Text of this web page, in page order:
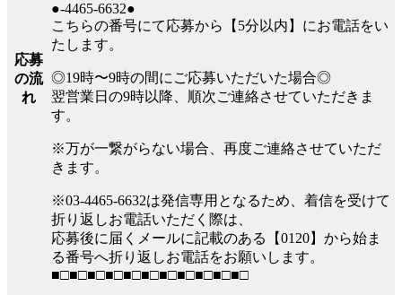
応募
の流
れ
●-4465-6632●
こちらの番号にて応募から【5分以内】にお電話をい
たします。
◎19時〜9時の間にご応募いただいた場合◎
翌営業日の9時以降、順次ご連絡させていただきま
す。
※万が一繋がらない場合、再度ご連絡させていただ
きます。
※03-4465-6632は発信専用となるため、着信を受けて
折り返しお電話いただく際は、
応募後に届くメールに記載のある【0120】から始ま
る番号へ折り返しお電話をお願いします。
■□■□■□■□■□■□■□■□■□■□■□